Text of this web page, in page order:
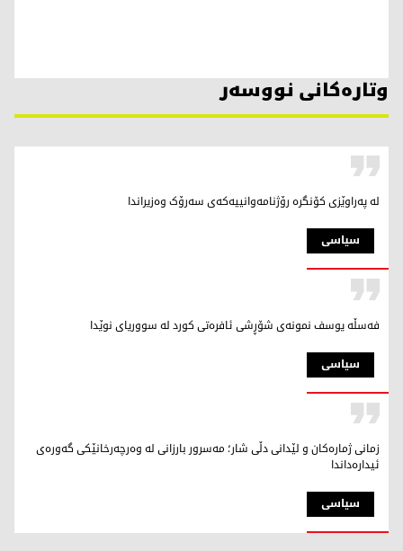
وتارەکانی نووسەر
سیاسی
لە پەراوێزی کۆنگرە رۆژنامەوانییەکەی سەرۆک وەزیراندا
سیاسی
فەسڵە یوسف نمونەی شۆڕشی ئافرەتی کورد لە سووریای نوێدا
سیاسی
زمانی ژمارەکان و لێدانی دڵی شار؛ مەسرور بارزانی لە وەرچەرخانێکی گەورەی
ئیدارەداندا